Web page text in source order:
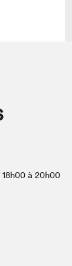
la ville
18h00 à 20h00